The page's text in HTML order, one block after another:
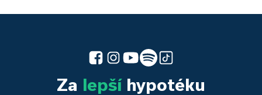
Za lepšíhypotéku